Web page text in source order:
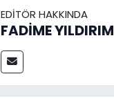
EDITÖR HAKKINDA
FADİME YILDIRIM